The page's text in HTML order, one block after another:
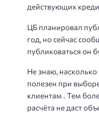
действующих
ЦБ планировал
год, но сейчас
публиковаться он
Не знаю, насколько
полезен при
клиентам . Тем
расчёта не даст